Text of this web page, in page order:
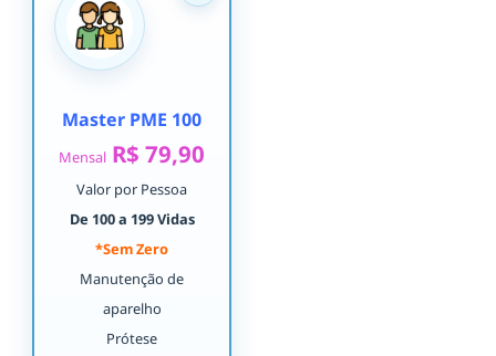
Master PME 100
Mensal R$ 79,90
Valor por Pessoa
De 100 a 199 Vidas
*Sem Zero
Manutenção de
aparelho
Prótese